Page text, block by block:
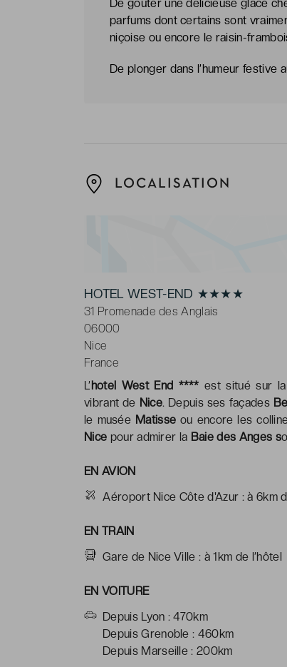
De gouter une délicieuse glace
parfums dont certains sont
niçoise ou encore le raisin-
De plonger dans l’humeur festive
LOCALISATION
HOTEL WEST-END ★★★★
31 Promenade des Anglais
06000
Nice
France
L’hotel West End **** est situé sur la
vibrant de Nice. Depuis ses façades
le musée Matisse ou encore les
Nice pour admirer la Baie des Anges s
EN AVION
Aéroport Nice Côte d'Azur : à 6km
EN TRAIN
Gare de Nice Ville : à 1km de l’hôtel
EN VOITURE
Depuis Lyon : 470km
Depuis Grenoble : 460km
Depuis Marseille : 200km